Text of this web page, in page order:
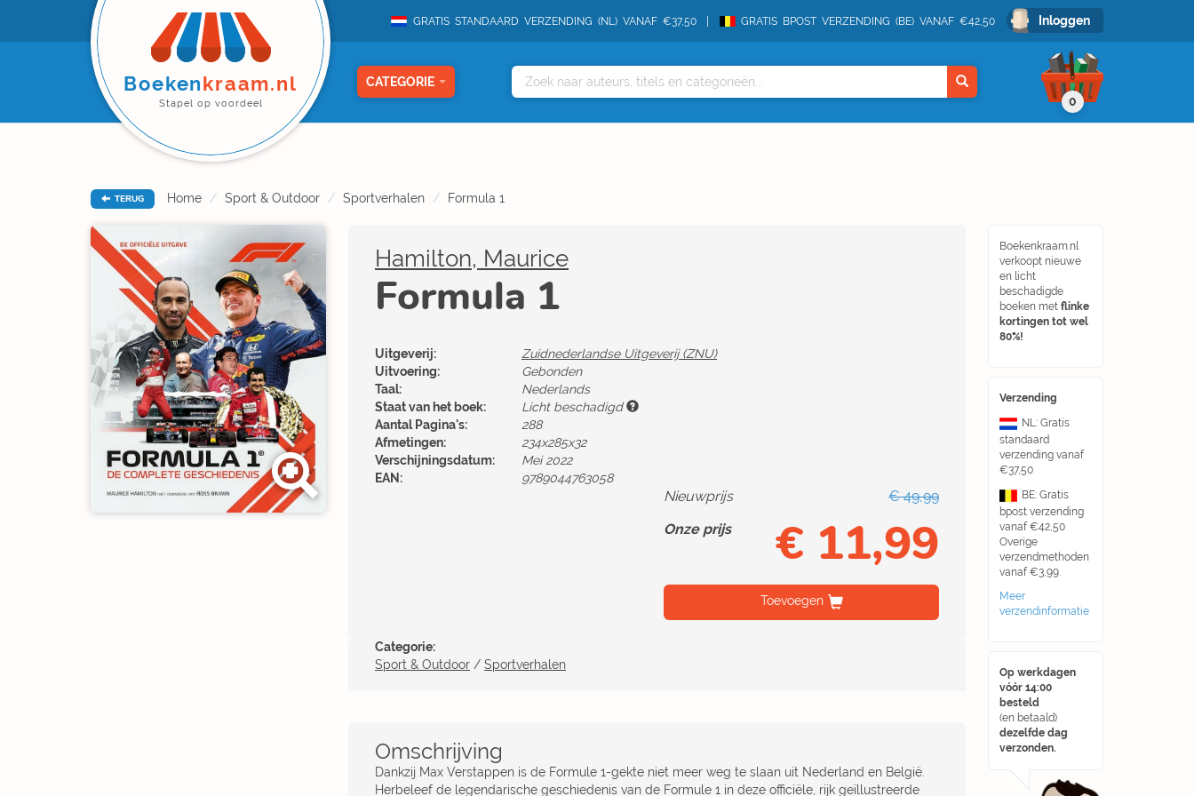
GRATIS STANDAARD VERZENDING (NL) VANAF €37,50 GRATIS BPOST VERZENDING (BE) VANAF €42,50 Inloggen
Boekenkraam.nl
Stapel op voordeel
CATEGORIE
0
TERUG Home Sport & Outdoor Sportverhalen Formula 1
Boekenkraam.nl
verkoopt nieuwe
en licht
beschadigde
boeken met flinke
kortingen tot wel
80%!
Verzending
NL: Gratis
standaard
verzending vanaf
€37,50
BE: Gratis
bpost verzending
vanaf €42,50
Overige
verzendmethoden
vanaf €3,99.
Meer
verzendinformatie
Op werkdagen
vóór 14:00
besteld
(en betaald)
dezelfde dag
verzonden.
Hamilton, Maurice
Formula 1
Uitgeverij:
Zuidnederlandse Uitgeverij (ZNU)
Uitvoering:
Gebonden
Taal:
Nederlands
Staat van het boek:
Licht beschadigd
Aantal Pagina's:
288
Afmetingen:
234x285x32
Verschijningsdatum:
Mei 2022
EAN:
9789044763058
Nieuwprijs
€ 49,99
Onze prijs
€ 11,99
Toevoegen
Categorie:
Sport & Outdoor / Sportverhalen
Omschrijving
Dankzij Max Verstappen is de Formule 1-gekte niet meer weg te slaan uit Nederland en België.
Herbeleef de legendarische geschiedenis van de Formule 1 in deze officiële, rijk geïllustreerde